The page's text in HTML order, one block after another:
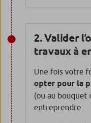
2. Valider
travaux à
Une fois votre
opter pour la
(ou au bouquet
entreprendre.